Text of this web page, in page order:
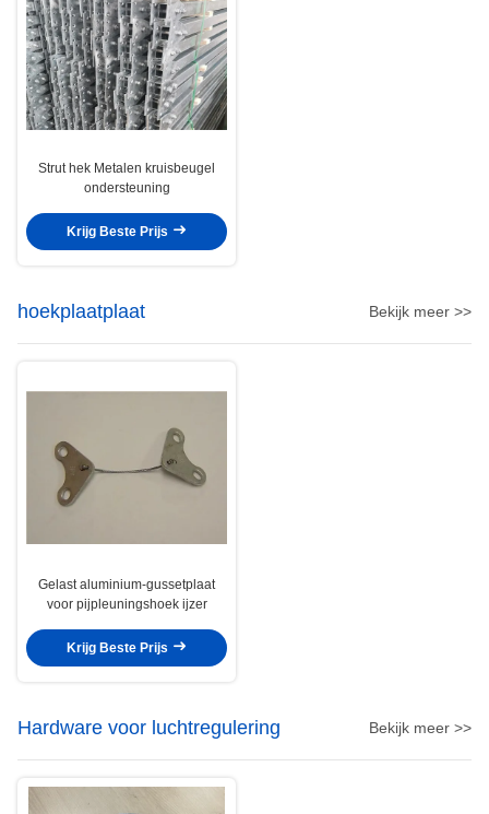
Strut hek Metalen kruisbeugel
ondersteuning
Krijg Beste Prijs
hoekplaatplaat Bekijk meer >>
Gelast aluminium-gussetplaat
voor pijpleuningshoek ijzer
Krijg Beste Prijs
Hardware voor luchtregulering Bekijk meer >>